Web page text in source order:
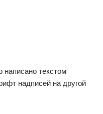
написано текстом
надписей на другой